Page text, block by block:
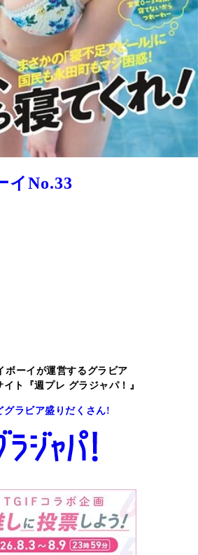
イNo.33
ボーイが運営するグラビア
イト『週プレ グラジャパ！』
グラビア盛りだくさん!